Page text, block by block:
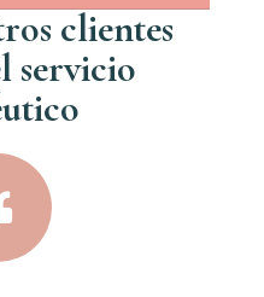
clientes
servicio